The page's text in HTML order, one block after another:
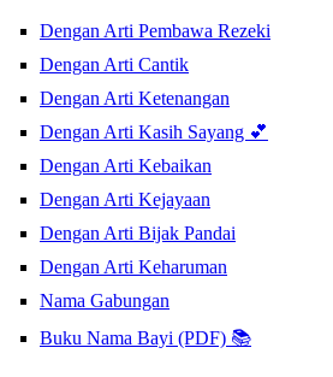
Dengan Arti Pembawa Rezeki
Dengan Arti Cantik
Dengan Arti Ketenangan
Dengan Arti Kasih Sayang 💕
Dengan Arti Kebaikan
Dengan Arti Kejayaan
Dengan Arti Bijak Pandai
Dengan Arti Keharuman
Nama Gabungan
Buku Nama Bayi (PDF) 📚